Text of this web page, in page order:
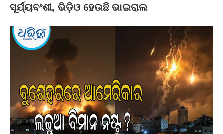
ସୂର୍ଯ୍ୟବଂଶୀ, ଭିଡ଼ିଓ ହେଉଛି ଭାଇରାଲ